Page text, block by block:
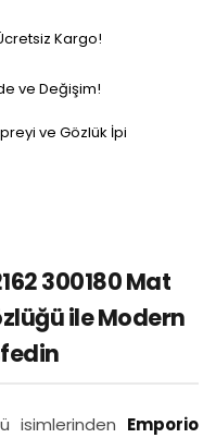
Kargo!
ve Değişim!
ve Gözlük İpi
300180 Mat
ile Modern
isimlerinden Emporio